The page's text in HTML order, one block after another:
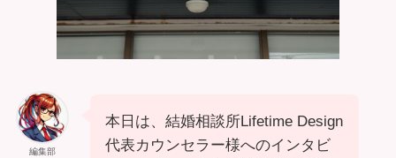
編集部
本日は、結婚相談所Lifetime Design
代表カウンセラー様へのインタビ